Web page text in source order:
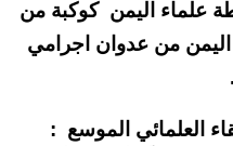
علماء اليمن كوكبة من
اليمن من عدوان اجرامي
العلمائي الموسع :